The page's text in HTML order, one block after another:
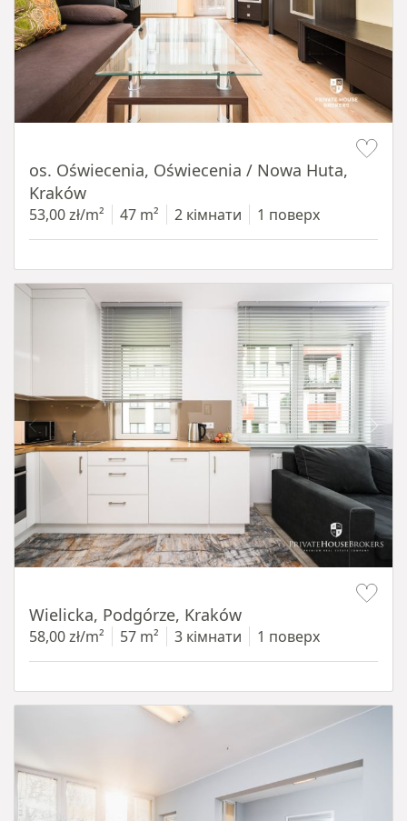
os. Oświecenia, Oświecenia / Nowa Huta,
Kraków
53,00 zł/m² 47 m² 2 кімнати 1 поверх
Wielicka, Podgórze, Kraków
58,00 zł/m² 57 m² 3 кімнати 1 поверх